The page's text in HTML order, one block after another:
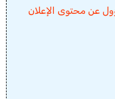
عن محتوى الإعلان